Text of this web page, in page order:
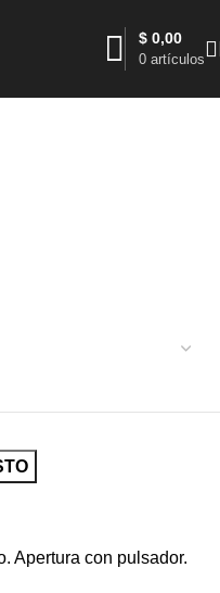
0 artículos
$ 0,00
Apertura con pulsador.